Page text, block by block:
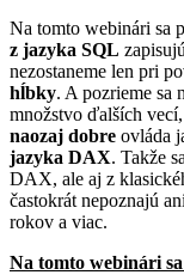
Na tomto webinári sa
z jazyka SQL
nezostaneme len pri
hĺbky. A pozrieme sa
množstvo ďalších
naozaj dobre ovláda
jazyka DAX. Takže
DAX, ale aj z
častokrát nepoznajú
rokov a viac.
Na tomto webinári